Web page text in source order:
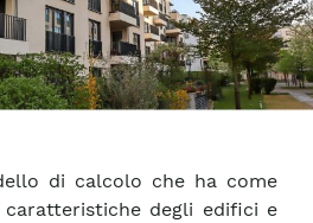
di calcolo che ha come
degli edifici e